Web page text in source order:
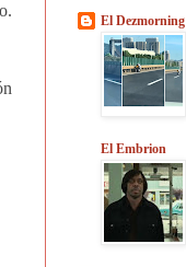
El Dezmorning
El Embrion